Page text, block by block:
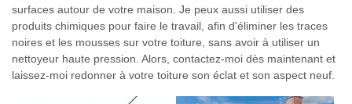
surfaces autour de votre maison. Je peux aussi utiliser des
produits chimiques pour faire le travail, afin d'éliminer les traces
noires et les mousses sur votre toiture, sans avoir à utiliser un
nettoyeur haute pression. Alors, contactez-moi dès maintenant et
laissez-moi redonner à votre toiture son éclat et son aspect neuf.